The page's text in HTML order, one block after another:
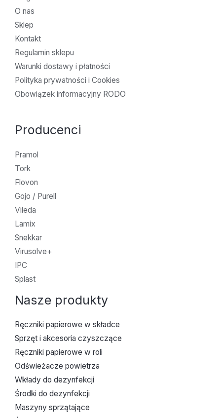
O nas
Sklep
Kontakt
Regulamin sklepu
Warunki dostawy i płatności
Polityka prywatności i Cookies
Obowiązek informacyjny RODO
Producenci
Pramol
Tork
Flovon
Gojo / Purell
Vileda
Lamix
Snekkar
Virusolve+
IPC
Splast
Nasze produkty
Ręczniki papierowe w składce
Sprzęt i akcesoria czyszczące
Ręczniki papierowe w roli
Odświeżacze powietrza
Wkłady do dezynfekcji
Środki do dezynfekcji
Maszyny sprzątające